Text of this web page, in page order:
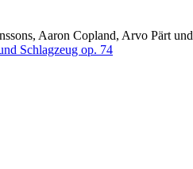
Aaron Copland, Arvo Pärt und
Schlagzeug op. 74